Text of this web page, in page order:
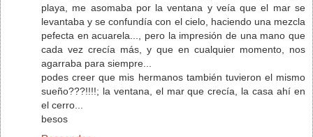
playa, me asomaba por la ventana y veía que el mar se
levantaba y se confundía con el cielo, haciendo una mezcla
pefecta en acuarela..., pero la impresión de una mano que
cada vez crecía más, y que en cualquier momento, nos
agarraba para siempre...
podes creer que mis hermanos también tuvieron el mismo
sueño???!!!!; la ventana, el mar que crecía, la casa ahí en
el cerro...
besos